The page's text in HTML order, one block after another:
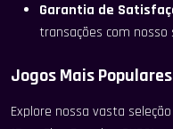
Garantia de
transações com
Jogos Mais
Explore nossa vasta